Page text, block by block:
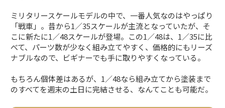
ミリタリースケールモデルの中で、一番人気なのはやっぱり
「戦車」。昔から1／35スケールが主流となっていたが、そ
こに新たに1／48スケールが登場。この1／48は、1／35に比
べて、パーツ数が少なく組み立てやすく、価格的にもリーズ
ナブルなので、ビギナーでも手に取りやすくなっている。
もちろん個体差はあるが、1／48なら組み立てから塗装まで
のすべてを週末の土日に完結させる、なんてことも可能だ。